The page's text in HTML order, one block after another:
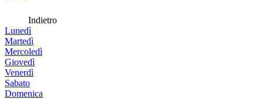
Indietro
Lunedì
Martedì
Mercoledì
Giovedì
Venerdì
Sabato
Domenica